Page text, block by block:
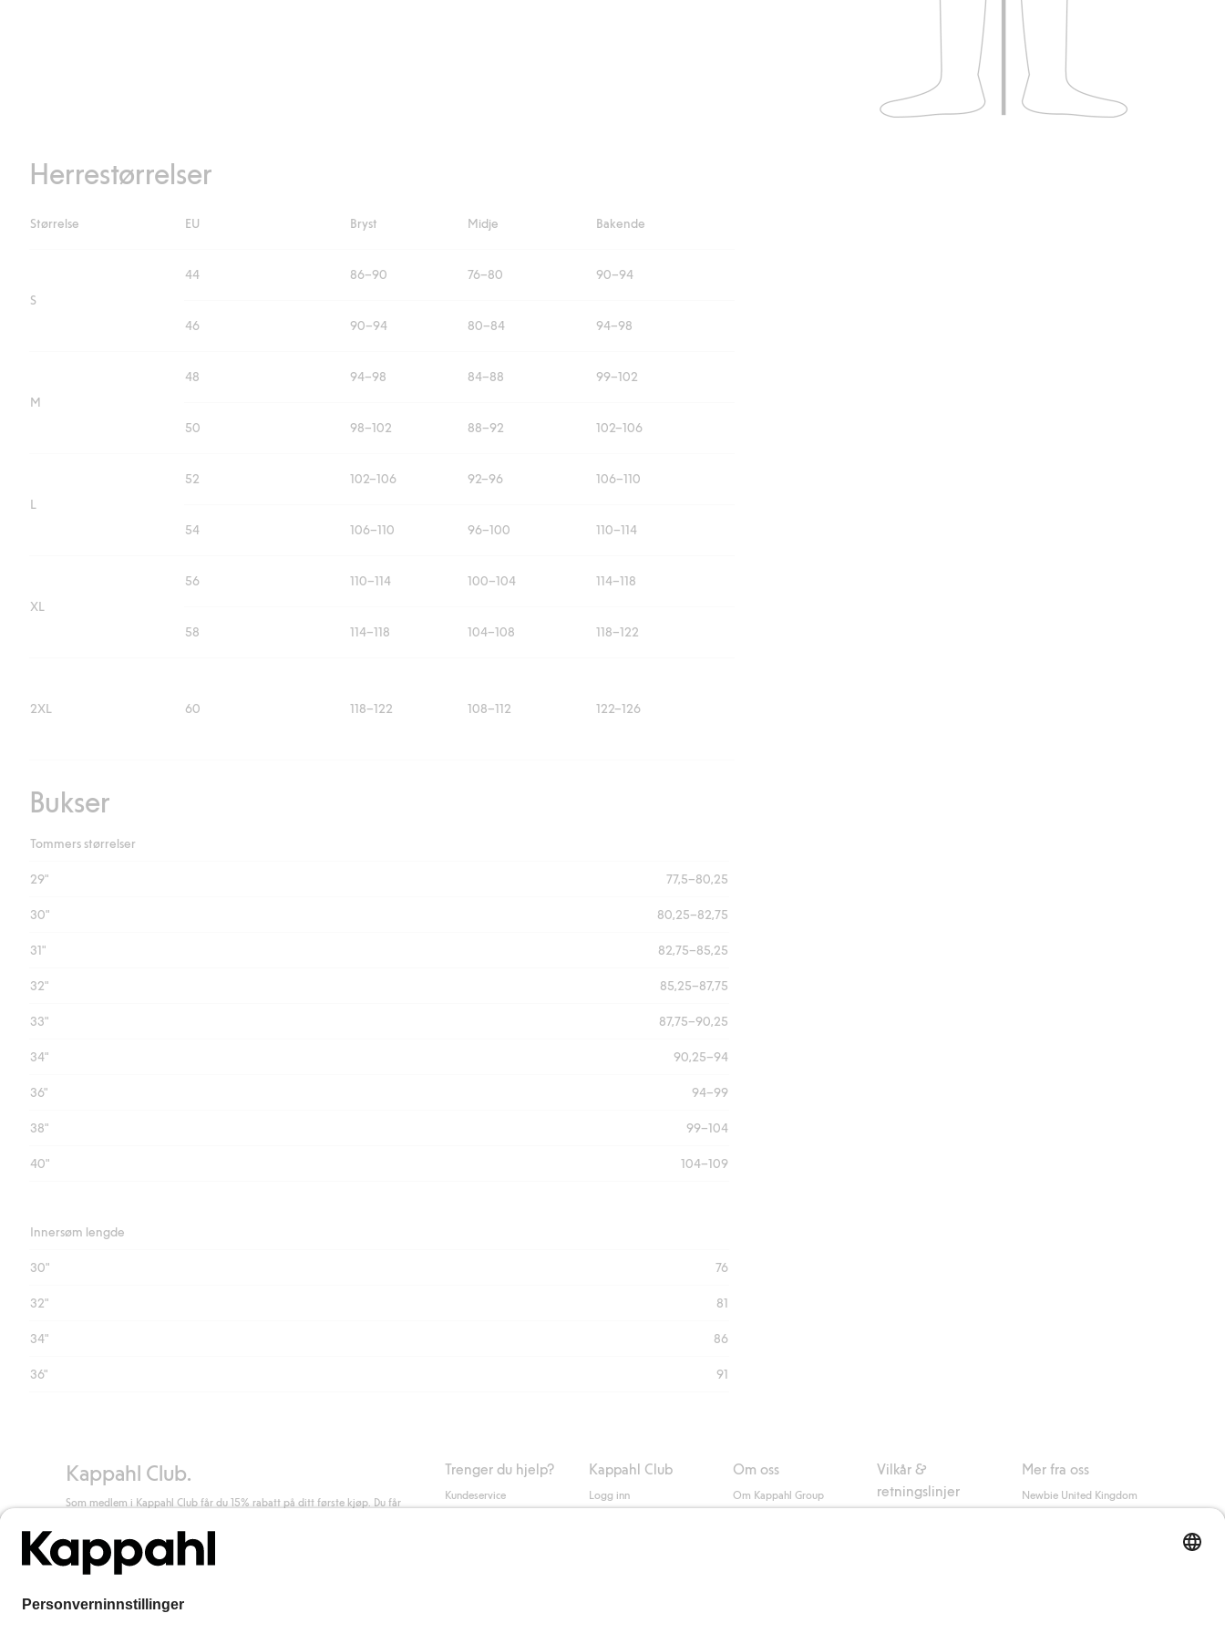
Herrestørrelser
Størrelse EU Bryst Midje Bakende
S
44 86–90 76–80 90–94
46 90–94 80–84 94–98
M
48 94–98 84–88 99–102
50 98–102 88–92 102–106
L
52 102–106 92–96 106–110
54 106–110 96–100 110–114
XL
56 110–114 100–104 114–118
58 114–118 104–108 118–122
2XL 60 118–122 108–112 122–126
Bukser
Tommers størrelser
29" 77,5–80,25
30" 80,25–82,75
31" 82,75–85,25
32" 85,25–87,75
33" 87,75–90,25
34" 90,25–94
36" 94–99
38" 99–104
40" 104–109
Innersøm lengde
30" 76
32" 81
34" 86
36" 91
Kappahl Club.
Som medlem i Kappahl Club får du 15% rabatt på ditt første kjøp. Du får
kr, og du samler poeng på alle dine kjøp og aktiviteter.
Bli medlem
Trenger du hjelp?
Kundeservice
Kappahl Club
Logg inn
Om oss
Om Kappahl Group
Vilkår &
retningslinjer
Mer fra oss
Newbie United Kingdom